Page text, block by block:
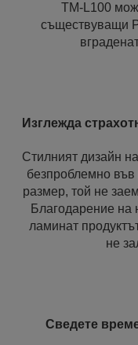
TM-L100
съществуващи
Изглежда
Стилният дизайн
безпроблемно
размер, той не
Благодарение на
ламинат
не
Сведете